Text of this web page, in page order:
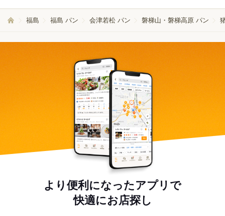
福島 福島 パン 会津若松 パン 磐梯山・磐梯高原 パン
より便利になったアプリで
快適にお店探し